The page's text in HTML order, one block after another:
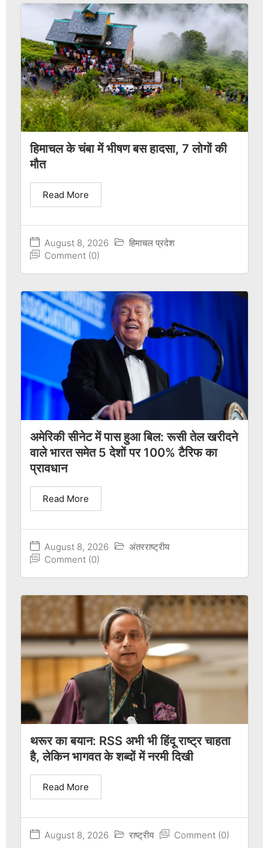
हिमाचल के चंबा में भीषण बस हादसा, 7 लोगों की
मौत
August 8, 2026
हिमाचल प्रदेश
Comment (0)
Read More
अमेरिकी सीनेट में पास हुआ बिल: रूसी तेल खरीदने
वाले भारत समेत 5 देशों पर 100% टैरिफ का
प्रावधान
August 8, 2026
अंतरराष्ट्रीय
Comment (0)
Read More
थरूर का बयान: RSS अभी भी हिंदू राष्ट्र चाहता
है, लेकिन भागवत के शब्दों में नरमी दिखी
August 8, 2026 राष्ट्रीय Comment (0)
Read More